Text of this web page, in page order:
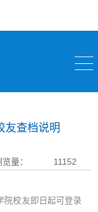
友查档说明
量： 11152
院校友即日起可登录